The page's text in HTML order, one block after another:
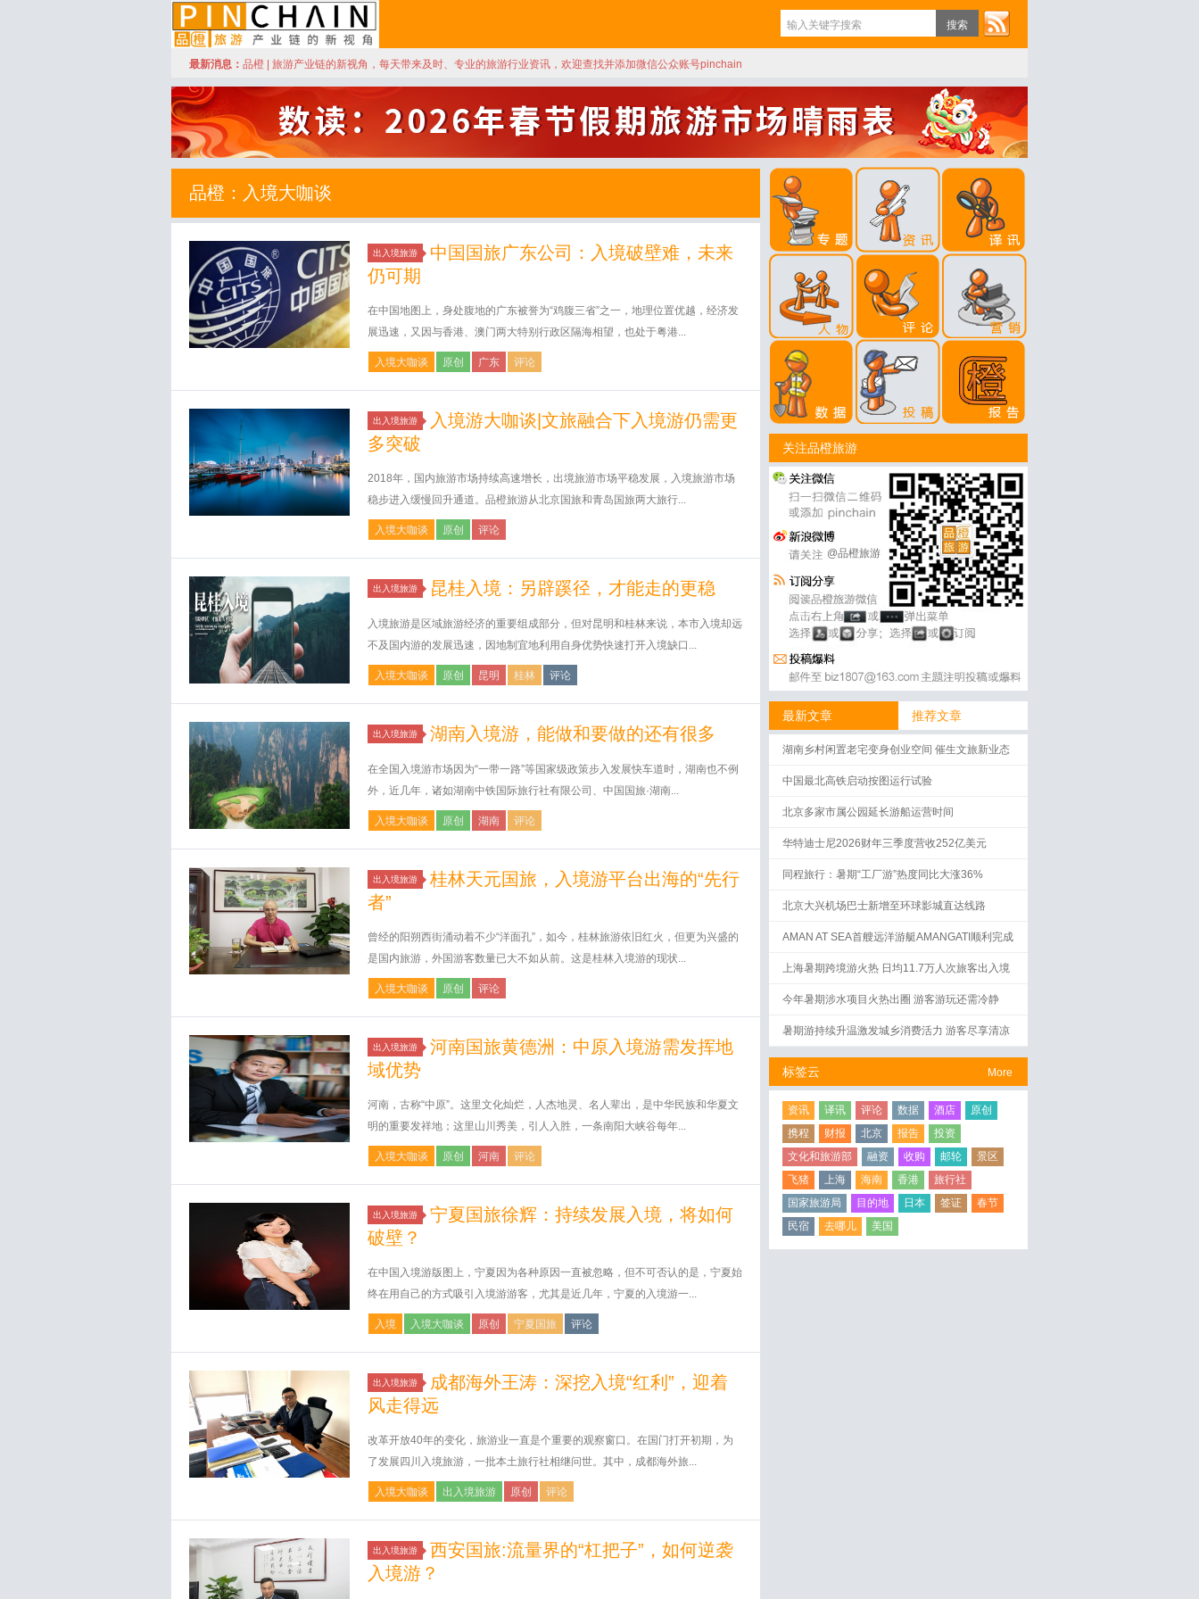
品橙旅游
最新消息： 品橙 | 旅游产业链的新视角，每天带来及时、专业的旅游行业资讯，欢迎查找并添加微信公众账号pinchain
品橙：入境大咖谈
出入境旅游
中国国旅广东公司：入境破壁难，未来
仍可期
在中国地图上，身处腹地的广东被誉为“鸡腹三省”之一，地理位置优越，经济发
展迅速，又因与香港、澳门两大特别行政区隔海相望，也处于粤港...
入境大咖谈 原创 广东 评论
出入境旅游
入境游大咖谈|文旅融合下入境游仍需更
多突破
2018年，国内旅游市场持续高速增长，出境旅游市场平稳发展，入境旅游市场
稳步进入缓慢回升通道。品橙旅游从北京国旅和青岛国旅两大旅行...
入境大咖谈 原创 评论
出入境旅游 昆桂入境：另辟蹊径，才能走的更稳
入境旅游是区域旅游经济的重要组成部分，但对昆明和桂林来说，本市入境却远
不及国内游的发展迅速，因地制宜地利用自身优势快速打开入境缺口...
入境大咖谈 原创 昆明 桂林 评论
出入境旅游 湖南入境游，能做和要做的还有很多
在全国入境游市场因为“一带一路”等国家级政策步入发展快车道时，湖南也不例
外，近几年，诸如湖南中铁国际旅行社有限公司、中国国旅·湖南...
入境大咖谈 原创 湖南 评论
出入境旅游
桂林天元国旅，入境游平台出海的“先行
者”
曾经的阳朔西街涌动着不少“洋面孔”，如今，桂林旅游依旧红火，但更为兴盛的
是国内旅游，外国游客数量已大不如从前。这是桂林入境游的现状...
入境大咖谈 原创 评论
出入境旅游
河南国旅黄德洲：中原入境游需发挥地
域优势
河南，古称“中原”。这里文化灿烂，人杰地灵、名人辈出，是中华民族和华夏文
明的重要发祥地；这里山川秀美，引人入胜，一条南阳大峡谷每年...
入境大咖谈 原创 河南 评论
出入境旅游
宁夏国旅徐辉：持续发展入境，将如何
破壁？
在中国入境游版图上，宁夏因为各种原因一直被忽略，但不可否认的是，宁夏始
终在用自己的方式吸引入境游游客，尤其是近几年，宁夏的入境游一...
入境 入境大咖谈 原创 宁夏国旅 评论
出入境旅游
成都海外王涛：深挖入境“红利”，迎着
风走得远
改革开放40年的变化，旅游业一直是个重要的观察窗口。在国门打开初期，为
了发展四川入境旅游，一批本土旅行社相继问世。其中，成都海外旅...
入境大咖谈 出入境旅游 原创 评论
出入境旅游
西安国旅:流量界的“杠把子”，如何逆袭
入境游？
关注品橙旅游
@品橙旅游
最新文章 推荐文章
湖南乡村闲置老宅变身创业空间 催生文旅新业态
中国最北高铁启动按图运行试验
北京多家市属公园延长游船运营时间
华特迪士尼2026财年三季度营收252亿美元
同程旅行：暑期“工厂游”热度同比大涨36%
北京大兴机场巴士新增至环球影城直达线路
AMAN AT SEA首艘远洋游艇AMANGATI顺利完成
上海暑期跨境游火热 日均11.7万人次旅客出入境
今年暑期涉水项目火热出圈 游客游玩还需冷静
暑期游持续升温激发城乡消费活力 游客尽享清凉
More
标签云
资讯 译讯 评论 数据 酒店
原创
携程
财报 北京 报告
投资
文化和旅游部
融资 收购 邮轮
景区
飞猪
上海 海南 香港
旅行社
国家旅游局
目的地 日本 签证
春节
民宿
去哪儿 美国